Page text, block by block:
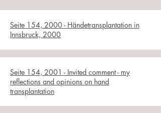
Seite 154, 2000 - Händetransplantation in
Innsbruck, 2000
Seite 154, 2001 - Invited comment - my
reflections and opinions on hand
transplantation